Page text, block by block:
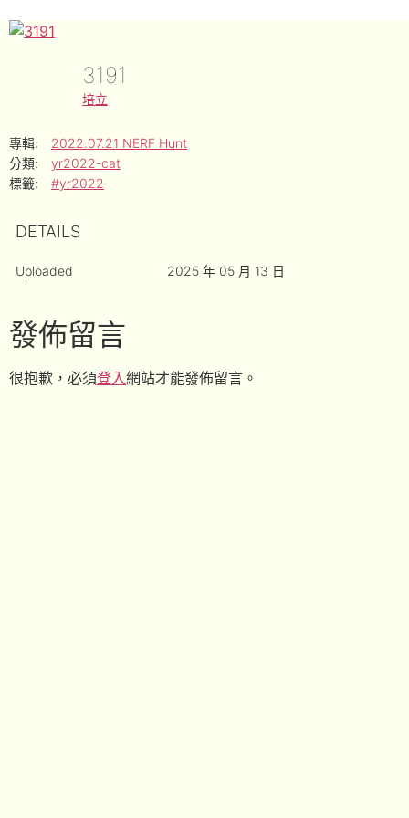
3191
培立
專輯:
2022.07.21 NERF Hunt
分類:
yr2022-cat
標籤:
#yr2022
DETAILS
Uploaded 2025 年 05 月 13 日
發佈留言
很抱歉，必須登入網站才能發佈留言。